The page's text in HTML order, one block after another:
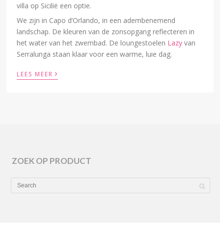
villa op Sicilië een optie.
We zijn in Capo d’Orlando, in een adembenemend
landschap. De kleuren van de zonsopgang reflecteren in
het water van het zwembad. De loungestoelen Lazy van
Serralunga staan klaar voor een warme, luie dag.
LEES MEER ›
ZOEK OP PRODUCT